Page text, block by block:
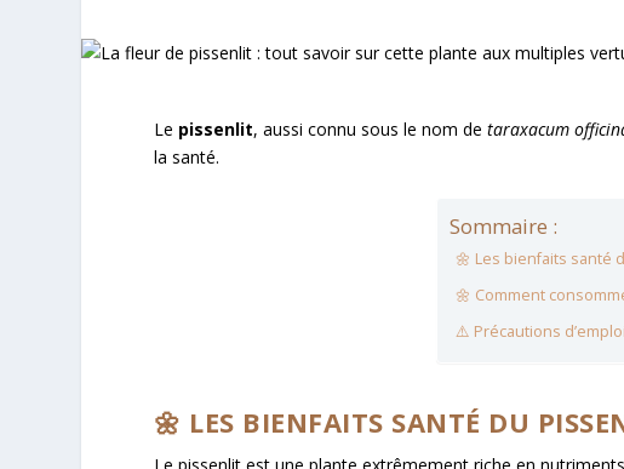
Le pissenlit, aussi connu sous le nom detaraxacum
la santé.
Sommaire :
🌼 Les bienfaits santé
🌼 Comment
⚠️ Précautions
🌼 LES BIENFAITS SANTÉ DU